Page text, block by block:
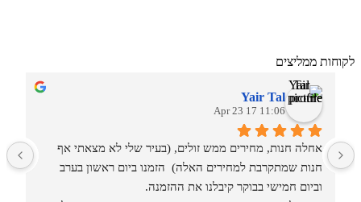
לקוחות ממליצים
Yair Tal
11:06 17 Apr 23
וביום חמישי בבוקר קיבלנו את ההזמנה.